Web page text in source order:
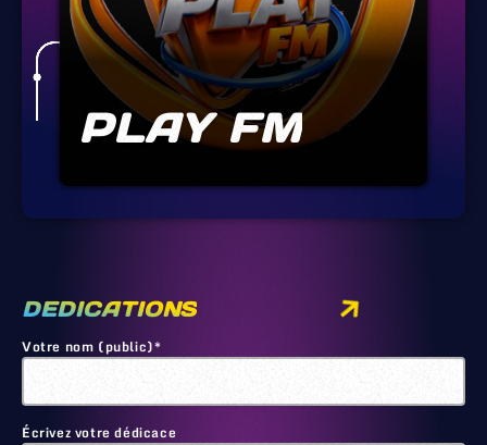
PLAY FM
DEDICATIONS
Votre nom (public)*
Écrivez votre dédicace